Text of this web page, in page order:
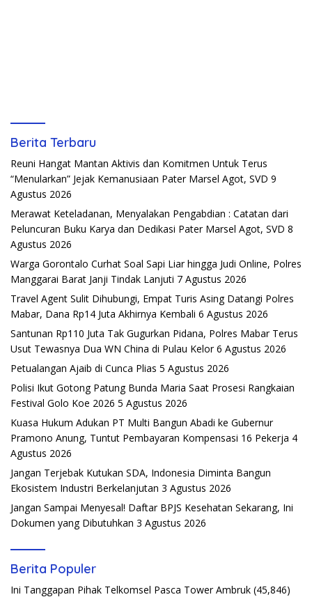
Berita Terbaru
Reuni Hangat Mantan Aktivis dan Komitmen Untuk Terus
“Menularkan” Jejak Kemanusiaan Pater Marsel Agot, SVD 9
Agustus 2026
Merawat Keteladanan, Menyalakan Pengabdian : Catatan dari
Peluncuran Buku Karya dan Dedikasi Pater Marsel Agot, SVD 8
Agustus 2026
Warga Gorontalo Curhat Soal Sapi Liar hingga Judi Online, Polres
Manggarai Barat Janji Tindak Lanjuti 7 Agustus 2026
Travel Agent Sulit Dihubungi, Empat Turis Asing Datangi Polres
Mabar, Dana Rp14 Juta Akhirnya Kembali 6 Agustus 2026
Santunan Rp110 Juta Tak Gugurkan Pidana, Polres Mabar Terus
Usut Tewasnya Dua WN China di Pulau Kelor 6 Agustus 2026
Petualangan Ajaib di Cunca Plias 5 Agustus 2026
Polisi Ikut Gotong Patung Bunda Maria Saat Prosesi Rangkaian
Festival Golo Koe 2026 5 Agustus 2026
Kuasa Hukum Adukan PT Multi Bangun Abadi ke Gubernur
Pramono Anung, Tuntut Pembayaran Kompensasi 16 Pekerja 4
Agustus 2026
Jangan Terjebak Kutukan SDA, Indonesia Diminta Bangun
Ekosistem Industri Berkelanjutan 3 Agustus 2026
Jangan Sampai Menyesal! Daftar BPJS Kesehatan Sekarang, Ini
Dokumen yang Dibutuhkan 3 Agustus 2026
Berita Populer
Ini Tanggapan Pihak Telkomsel Pasca Tower Ambruk (45,846)